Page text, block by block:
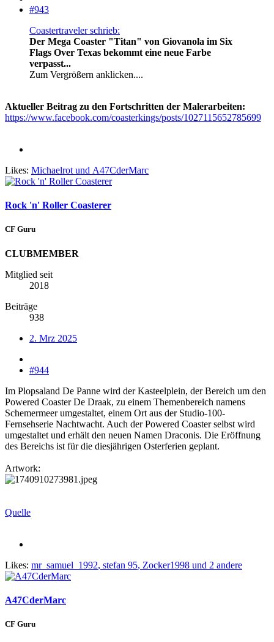
#943
Coastertraveler schrieb:
Der Mega Coaster "Titan" von Giovanola im Six
Flags Over Texas bekommt eine neue Farbe
verpasst...
Zum Vergrößern anklicken....
Aktueller Beitrag zu den Fortschritten der Malerarbeiten:
https://www.facebook.com/coasterkings/posts/1027115652785699
Likes: Michaelrot und A47CderMarc
Rock 'n' Roller Coasterer
CF Guru
CLUBMEMBER
Mitglied seit
2018
Beiträge
938
2. Mrz 2025
#944
Im Plopsaland De Panne wird der Kasteelplein, der Bereich um den
Powered Coaster De Draak, zu einem Themenbereich namens
Schemermeer umgestaltet, einem Ort aus der Studio-100-
Fernsehserie Nachtwacht. Auch der Powered Coaster selbst wird
umgestaltet und erhält den neuen Namen Draconis. Die Eröffnung
des Bereichs ist für die diesjährigen Osterferien geplant.
Artwork:
Quelle
Likes: mr_samuel_1992, stefan 95, Zocker1998 und 2 andere
A47CderMarc
CF Guru